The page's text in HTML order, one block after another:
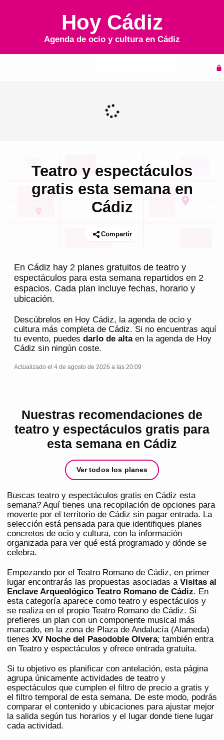
Hoy Cádiz
Agenda de ocio y cultura en Cádiz
Teatro y espectáculos
gratis esta semana en
Cádiz
Compartir
En Cádiz hay 2 planes gratuitos de teatro y
espectáculos para esta semana repartidos en 2
espacios. Cada plan incluye fechas, horario y
ubicación.
Descúbrelos en Hoy Cádiz, la agenda de ocio y
cultura más completa de Cádiz. Si no encuentras aquí
tu evento, puedes darlo de altaen la agenda de Hoy
Cádiz sin ningún coste.
Actualizado el 4 de agosto de 2026 a las 20:09
Nuestras recomendaciones de
teatro y espectáculos gratis para
esta semana en Cádiz
Ver todos los planes
Buscas teatro y espectáculos gratis en Cádiz esta
semana? Aquí tienes una recopilación de opciones para
moverte por el territorio de Cádiz sin pagar entrada. La
selección está pensada para que identifiques planes
concretos de ocio y cultura, con la información
organizada para ver qué está programado y dónde se
celebra.
Empezando por el Teatro Romano de Cádiz, en primer
lugar encontrarás las propuestas asociadas a Visitas al
Enclave Arqueológico Teatro Romano de Cádiz. En
esta categoría aparece como teatro y espectáculos y
se realiza en el propio Teatro Romano de Cádiz. Si
prefieres un plan con un componente musical más
marcado, en la zona de Plaza de Andalucía (Alameda)
tienes XV Noche del Pasodoble Olvera; también entra
en Teatro y espectáculos y ofrece entrada gratuita.
Si tu objetivo es planificar con antelación, esta página
agrupa únicamente actividades de teatro y
espectáculos que cumplen el filtro de precio a gratis y
el filtro temporal de esta semana. De este modo, podrás
comparar el contenido y ubicaciones para ajustar mejor
la salida según tus horarios y el lugar donde tiene lugar
cada actividad.